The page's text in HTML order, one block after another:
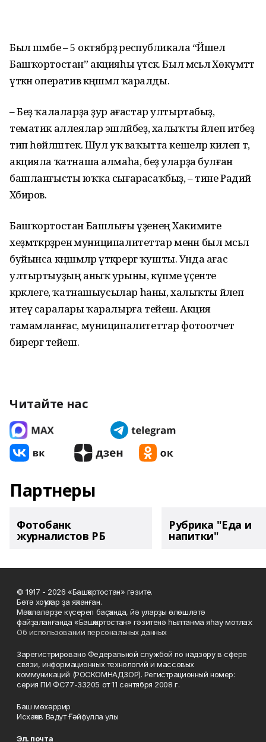
Был шәмбе – 5 октябрҙә республикала “Йәшел
Башҡортостан” акцияһы үтәсәк. Был мәсьәлә Хөкүмәттә
үткән оператив кәңәшмәлә ҡаралды.
– Беҙ ҡалаларҙа ҙур ағастар ултыртабыҙ,
тематик аллеялар эшләйбеҙ, халыҡты йәлеп итәбеҙ
тип һөйләштек. Шул уҡ ваҡытта кешеләр килеп тә,
акцияла ҡатнаша алмаһа, беҙ уларҙа булған
башланғысты юҡҡа сығарасаҡбыҙ, – тине Радий
Хәбиров.
Башҡортостан Башлығы үҙенең Хакимиәте
хеҙмәткәрҙәренә муниципалитеттар менән был мәсьәлә
буйынса кәңәшмәләр үткәрергә ҡушты. Унда ағас
ултыртыуҙың аныҡ урыны, күпме үҫенте
кәрәклеге, ҡатнашыусылар һаны, халыҡты йәлеп
итеү саралары ҡаралырға тейеш. Акция
тамамланғас, муниципалитеттар фотоотчет
бирергә тейеш.
Читайте нас
Партнеры
Фотобанк
журналистов РБ
Рубрика "Еда и
напитки"
© 1917 - 2026 «Башҡортостан» гәзите.
Бөтә хоҡуҡтар ҙа яҡланған.
Мәҡәләләрҙе күсереп баҫҡанда, йә уларҙы өлөшләтә
файҙаланғанда «Башҡортостан» гәзитенә һылтанма яһау мотлаҡ.
Об использовании персональных данных
Зарегистрировано Федеральной службой по надзору в сфере
связи, информационных технологий и массовых
коммуникаций (РОСКОМНАДЗОР). Регистрационный номер:
серия ПИ ФС77-33205 от 11 сентября 2008 г.
Баш мөхәррир
Исхаҡов Вәдүт Ғәйфулла улы
Эл. почта